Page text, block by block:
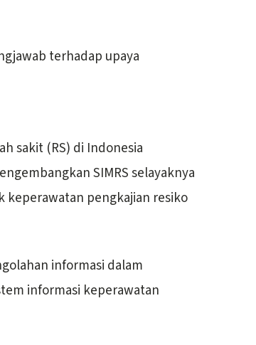
terhadap upaya
sakit (RS) di Indonesia
SIMRS selayaknya
keperawatan pengkajian resiko
informasi dalam
informasi keperawatan